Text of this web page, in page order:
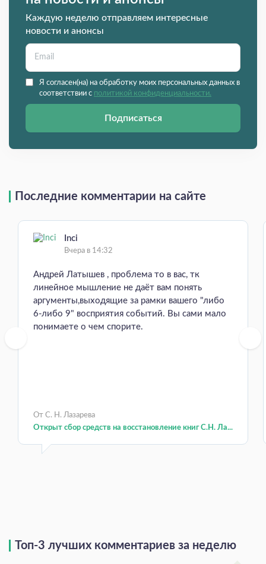
Каждую неделю отправляем интересные
новости и анонсы
Я согласен(на) на обработку моих персональных данных в
соответствии с политикой конфиденциальности.
Подписаться
Последние комментарии на сайте
Inci
Вчера в 14:32
Андрей Латышев , проблема то в вас, тк
линейное мышление не даёт вам понять
аргументы,выходящие за рамки вашего "либо
6-либо 9" восприятия событий. Вы сами мало
понимаете о чем спорите.
От С. Н. Лазарева
Открыт сбор средств на восстановление книг С.Н. Ла...
Топ-3 лучших комментариев за неделю